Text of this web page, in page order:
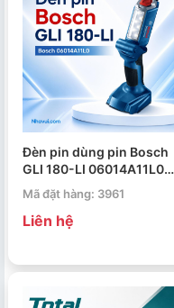
Đèn pin dùng pin Bosch
GLI 180-LI 06014A11L0
(Solo)
Mã đặt hàng: 3961
Liên hệ